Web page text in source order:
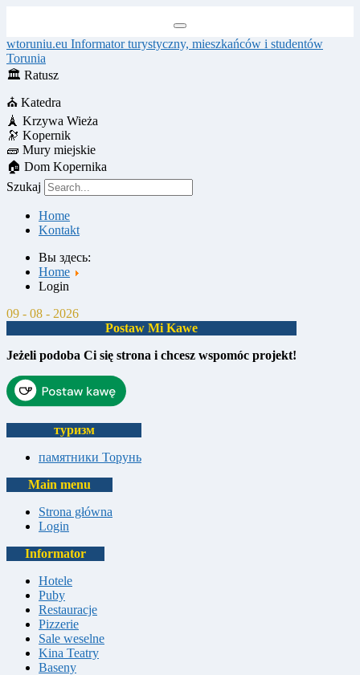
wtoruniu.eu Informator turystyczny, mieszkańców i studentów
Torunia
🏛 Ratusz
⛪ Katedra
🗼 Krzywa Wieża
🔭 Kopernik
🧱 Mury miejskie
🏠 Dom Kopernika
Szukaj
Home
Kontakt
Вы здесь:
Home
Login
09 - 08 - 2026
Postaw Mi Kawe
Jeżeli podoba Ci się strona i chcesz wspomóc projekt!
туризм
памятники Торунь
Main menu
Strona główna
Login
Informator
Hotele
Puby
Restauracje
Pizzerie
Sale weselne
Kina Teatry
Baseny